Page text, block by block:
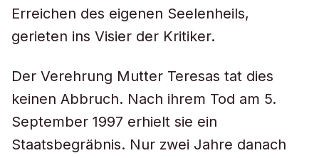
Erreichen des eigenen Seelenheils,
gerieten ins Visier der Kritiker.
Der Verehrung Mutter Teresas tat dies
keinen Abbruch. Nach ihrem Tod am 5.
September 1997 erhielt sie ein
Staatsbegräbnis. Nur zwei Jahre danach